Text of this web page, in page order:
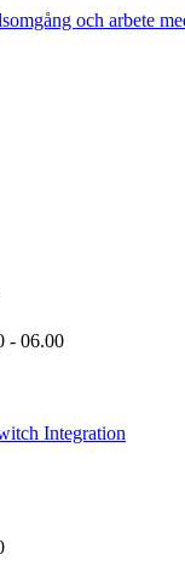
och arbete
- 06.00
Integration